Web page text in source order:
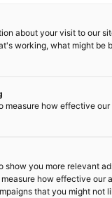
Industry
about your visit to our
working, what might be
measure how effective
show you more relevant
how effective our
that you might not